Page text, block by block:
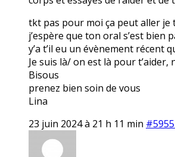
tkt pas pour moi ça peut aller je
j’espère que ton oral s’est bien
y’a t’il eu un évènement récent
Je suis là/ on est là pour t’aider,
Bisous
prenez bien soin de vous
Lina
23 juin 2024 à 21 h 11 min